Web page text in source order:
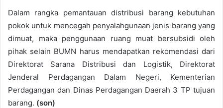
Dalam rangka pemantauan distribusi barang kebutuhan
pokok untuk mencegah penyalahgunaan jenis barang yang
dimuat, maka penggunaan ruang muat bersubsidi oleh
pihak selain BUMN harus mendapatkan rekomendasi dari
Direktorat Sarana Distribusi dan Logistik, Direktorat
Jenderal Perdagangan Dalam Negeri, Kementerian
Perdagangan dan Dinas Perdagangan Daerah 3 TP tujuan
barang. (son)